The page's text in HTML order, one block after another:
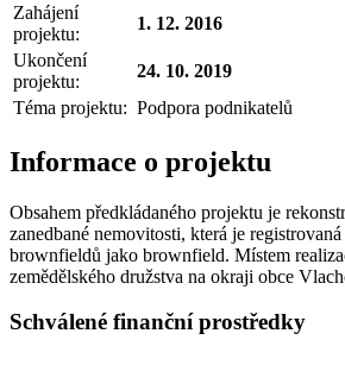
Zahájení
projektu:
1. 12. 2016
Ukončení
projektu:
24. 10. 2019
Téma projektu: Podpora podnikatelů
Informace o projektu
Obsahem předkládaného projektu je
zanedbané nemovitosti, která je
brownfieldů jako brownfield. Místem
zemědělského družstva na okraji obce
Schválené finanční prostředky